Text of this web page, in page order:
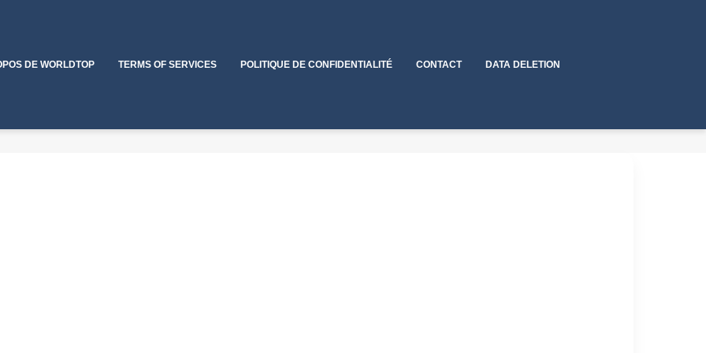
DE WORLDTOP TERMS OF SERVICES POLITIQUE DE CONFIDENTIALITÉ CONTACT DATA DELETION